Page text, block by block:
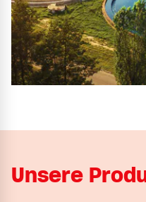
Unsere